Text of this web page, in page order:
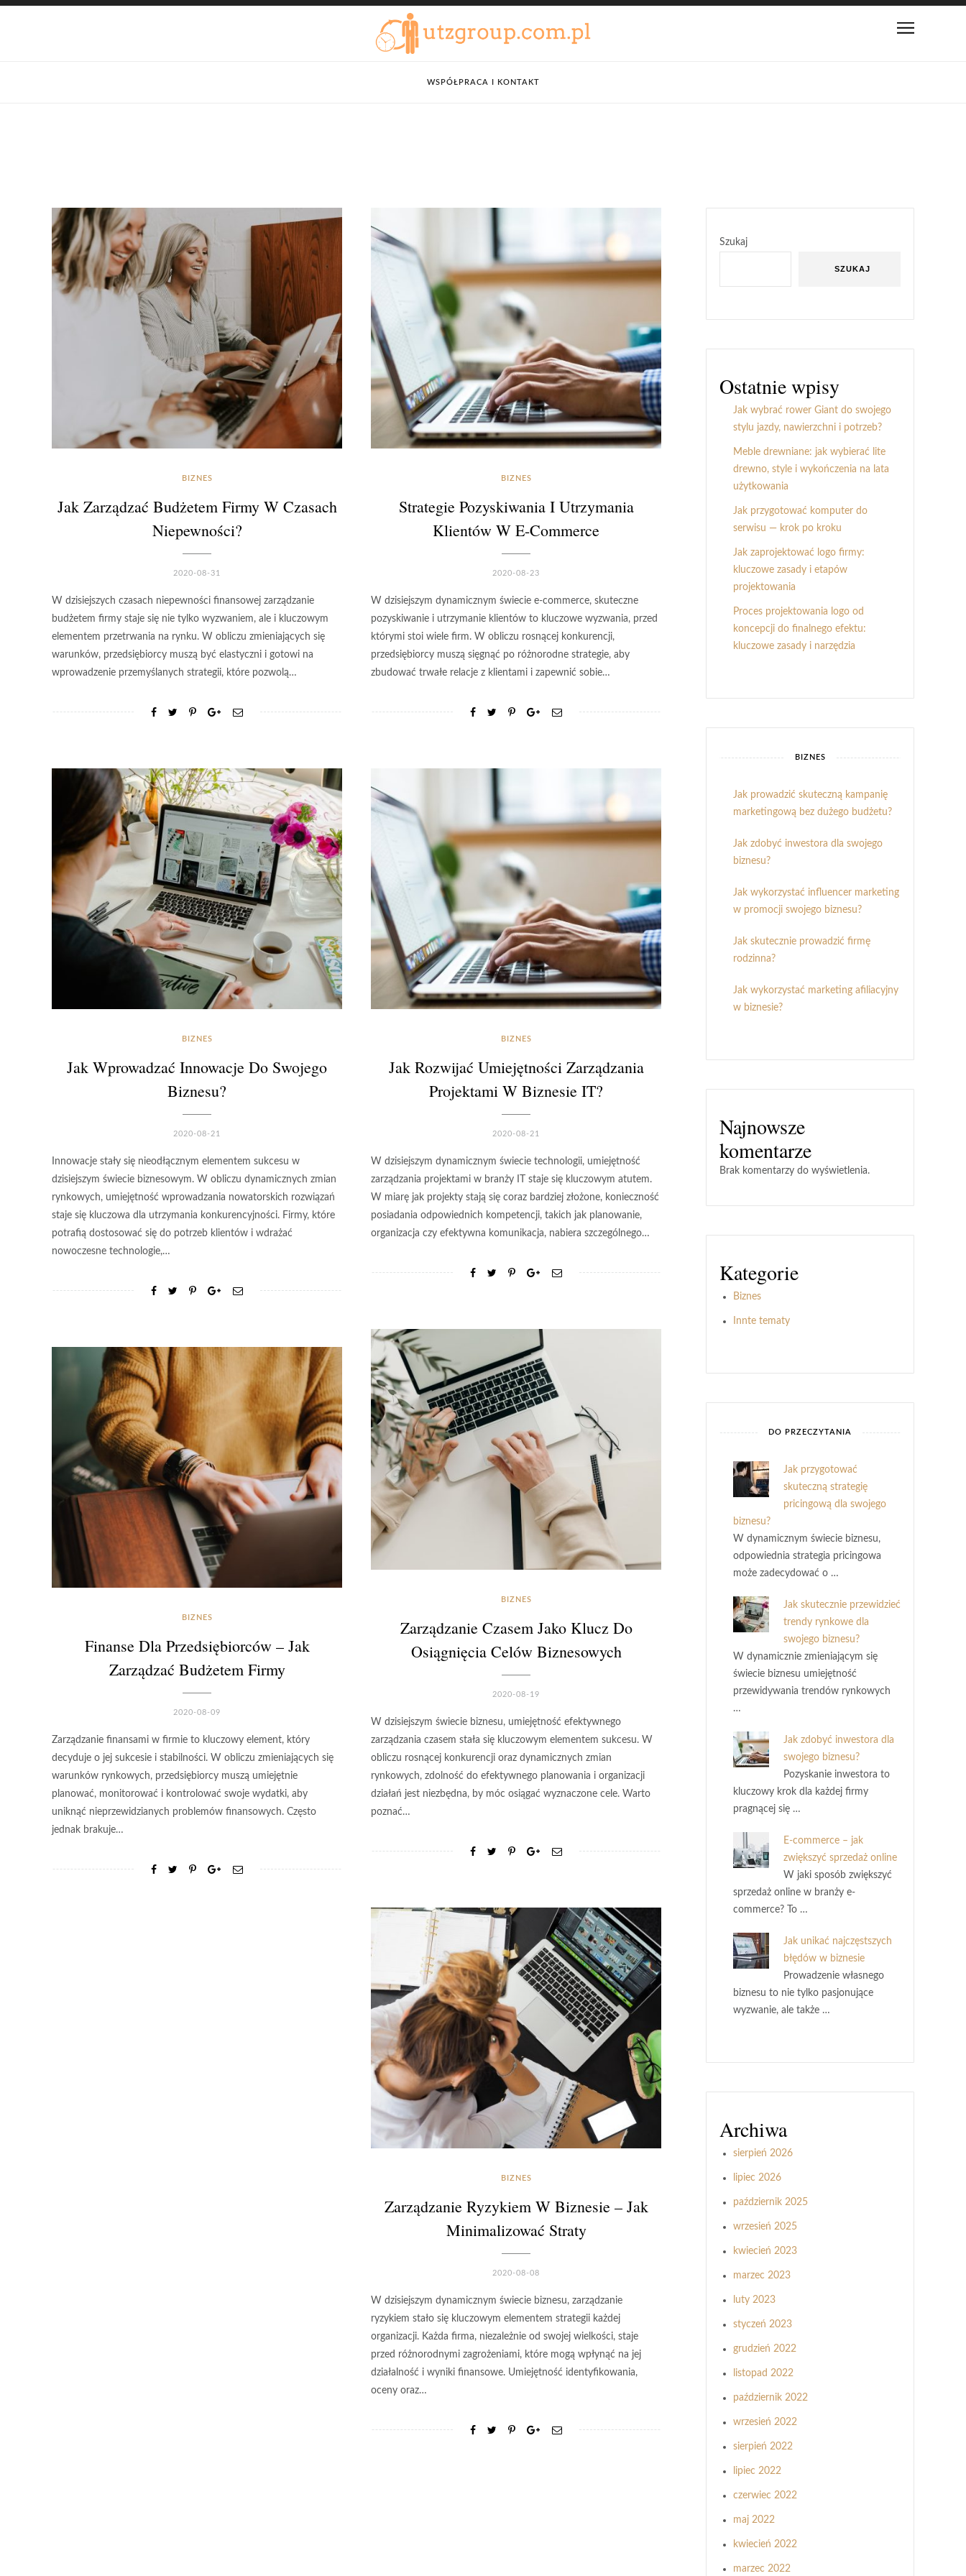
WSPÓŁPRACA I KONTAKT
BIZNES
Jak Zarządzać Budżetem Firmy W Czasach
Niepewności?
2020-08-31
W dzisiejszych czasach niepewności finansowej zarządzanie
budżetem firmy staje się nie tylko wyzwaniem, ale i kluczowym
elementem przetrwania na rynku. W obliczu zmieniających się
warunków, przedsiębiorcy muszą być elastyczni i gotowi na
wprowadzenie przemyślanych strategii, które pozwolą…
BIZNES
Strategie Pozyskiwania I Utrzymania
Klientów W E-Commerce
2020-08-23
W dzisiejszym dynamicznym świecie e-commerce, skuteczne
pozyskiwanie i utrzymanie klientów to kluczowe wyzwania, przed
którymi stoi wiele firm. W obliczu rosnącej konkurencji,
przedsiębiorcy muszą sięgnąć po różnorodne strategie, aby
zbudować trwałe relacje z klientami i zapewnić sobie…
BIZNES
Jak Wprowadzać Innowacje Do Swojego
Biznesu?
2020-08-21
Innowacje stały się nieodłącznym elementem sukcesu w
dzisiejszym świecie biznesowym. W obliczu dynamicznych zmian
rynkowych, umiejętność wprowadzania nowatorskich rozwiązań
staje się kluczowa dla utrzymania konkurencyjności. Firmy, które
potrafią dostosować się do potrzeb klientów i wdrażać
nowoczesne technologie,…
BIZNES
Jak Rozwijać Umiejętności Zarządzania
Projektami W Biznesie IT?
2020-08-21
W dzisiejszym dynamicznym świecie technologii, umiejętność
zarządzania projektami w branży IT staje się kluczowym atutem.
W miarę jak projekty stają się coraz bardziej złożone, konieczność
posiadania odpowiednich kompetencji, takich jak planowanie,
organizacja czy efektywna komunikacja, nabiera szczególnego…
BIZNES
Zarządzanie Czasem Jako Klucz Do
Osiągnięcia Celów Biznesowych
2020-08-19
W dzisiejszym świecie biznesu, umiejętność efektywnego
zarządzania czasem stała się kluczowym elementem sukcesu. W
obliczu rosnącej konkurencji oraz dynamicznych zmian
rynkowych, zdolność do efektywnego planowania i organizacji
działań jest niezbędna, by móc osiągać wyznaczone cele. Warto
poznać…
BIZNES
Finanse Dla Przedsiębiorców – Jak
Zarządzać Budżetem Firmy
2020-08-09
Zarządzanie finansami w firmie to kluczowy element, który
decyduje o jej sukcesie i stabilności. W obliczu zmieniających się
warunków rynkowych, przedsiębiorcy muszą umiejętnie
planować, monitorować i kontrolować swoje wydatki, aby
uniknąć nieprzewidzianych problemów finansowych. Często
jednak brakuje…
BIZNES
Zarządzanie Ryzykiem W Biznesie – Jak
Minimalizować Straty
2020-08-08
W dzisiejszym dynamicznym świecie biznesu, zarządzanie
ryzykiem stało się kluczowym elementem strategii każdej
organizacji. Każda firma, niezależnie od swojej wielkości, staje
przed różnorodnymi zagrożeniami, które mogą wpłynąć na jej
działalność i wyniki finansowe. Umiejętność identyfikowania,
oceny oraz…
Szukaj
SZUKAJ
Ostatnie wpisy
Jak wybrać rower Giant do swojego
stylu jazdy, nawierzchni i potrzeb?
Meble drewniane: jak wybierać lite
drewno, style i wykończenia na lata
użytkowania
Jak przygotować komputer do
serwisu — krok po kroku
Jak zaprojektować logo firmy:
kluczowe zasady i etapów
projektowania
Proces projektowania logo od
koncepcji do finalnego efektu:
kluczowe zasady i narzędzia
BIZNES
Jak prowadzić skuteczną kampanię
marketingową bez dużego budżetu?
Jak zdobyć inwestora dla swojego
biznesu?
Jak wykorzystać influencer marketing
w promocji swojego biznesu?
Jak skutecznie prowadzić firmę
rodzinna?
Jak wykorzystać marketing afiliacyjny
w biznesie?
Najnowsze
komentarze
Brak komentarzy do wyświetlenia.
Kategorie
Biznes
Innte tematy
DO PRZECZYTANIA
Jak przygotować
skuteczną strategię
pricingową dla swojego
biznesu?
W dynamicznym świecie biznesu,
odpowiednia strategia pricingowa
może zadecydować o …
Jak skutecznie przewidzieć
trendy rynkowe dla
swojego biznesu?
W dynamicznie zmieniającym się
świecie biznesu umiejętność
przewidywania trendów rynkowych
…
Jak zdobyć inwestora dla
swojego biznesu?
Pozyskanie inwestora to
kluczowy krok dla każdej firmy
pragnącej się …
E-commerce – jak
zwiększyć sprzedaż online
W jaki sposób zwiększyć
sprzedaż online w branży e-
commerce? To …
Jak unikać najczęstszych
błędów w biznesie
Prowadzenie własnego
biznesu to nie tylko pasjonujące
wyzwanie, ale także …
Archiwa
sierpień 2026
lipiec 2026
październik 2025
wrzesień 2025
kwiecień 2023
marzec 2023
luty 2023
styczeń 2023
grudzień 2022
listopad 2022
październik 2022
wrzesień 2022
sierpień 2022
lipiec 2022
czerwiec 2022
maj 2022
kwiecień 2022
marzec 2022